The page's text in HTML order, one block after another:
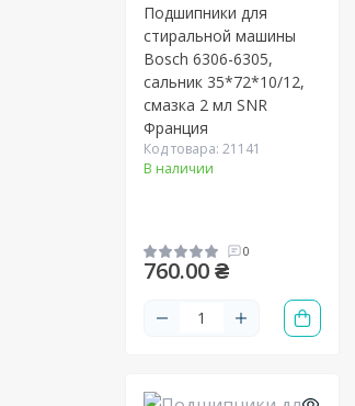
Подшипники для
стиральной машины
Bosch 6306-6305,
сальник 35*72*10/12,
смазка 2 мл SNR
Франция
Код товара: 21141
В наличии
0
760.00 ₴